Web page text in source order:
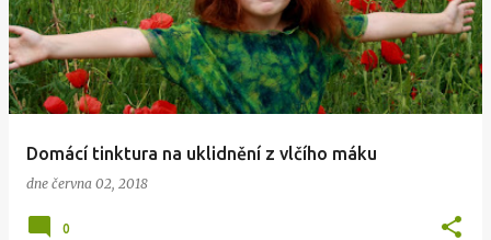
Domácí tinktura na uklidnění z vlčího máku
dne června 02, 2018
0